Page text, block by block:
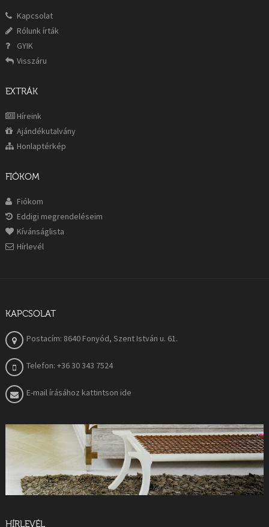
Kapcsolat
Rólunk írták
GYIK
Visszáru
EXTRÁK
Híreink
Ajándékutalvány
Honlaptérkép
FIÓKOM
Fiókom
Eddigi megrendeléseim
Kívánságlista
Hírlevél
KAPCSOLAT
Postacím: 8640 Fonyód, Szent István u. 61.
Telefon: +36 30 343 7524
E-mail írásához kattintson ide
HÍRLEVÉL